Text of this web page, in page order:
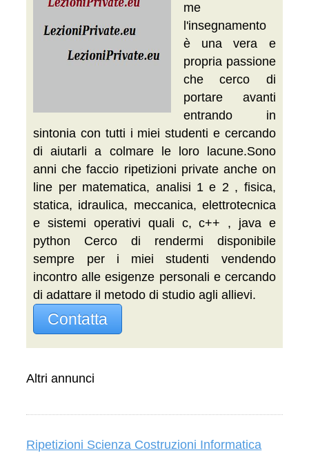
me
l'insegnamento
è una vera e
propria passione
che cerco di
portare avanti
entrando in
sintonia con tutti i miei studenti e cercando
di aiutarli a colmare le loro lacune.Sono
anni che faccio ripetizioni private anche on
line per matematica, analisi 1 e 2 , fisica,
statica, idraulica, meccanica, elettrotecnica
e sistemi operativi quali c, c++ , java e
python Cerco di rendermi disponibile
sempre per i miei studenti vendendo
incontro alle esigenze personali e cercando
di adattare il metodo di studio agli allievi.
Contatta
Altri annunci
Ripetizioni Scienza Costruzioni Informatica